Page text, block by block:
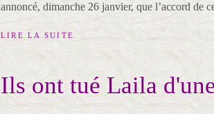
annoncé, dimanche 26 janvier, que l’accord de
LIRE LA SUITE
Ils ont tué Laila